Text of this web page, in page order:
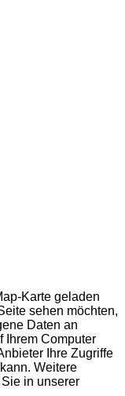
Karte geladen
sehen möchten,
Daten an
Ihrem Computer
Ihre Zugriffe
Weitere
in unserer